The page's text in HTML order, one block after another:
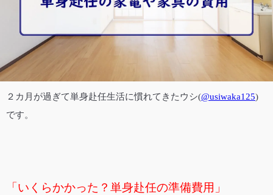
２カ月が過ぎて単身赴任生活に慣れてきたウシ(@usiwaka125)
です。
「いくらかかった？単身赴任の準備費用」